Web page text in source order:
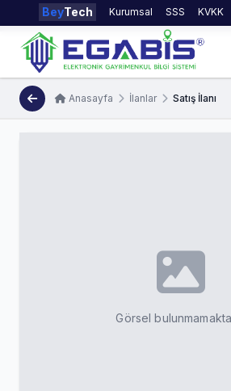
BeyTech Kurumsal SSS KVKK
Anasayfa İlanlar Satış İlanı
Görsel